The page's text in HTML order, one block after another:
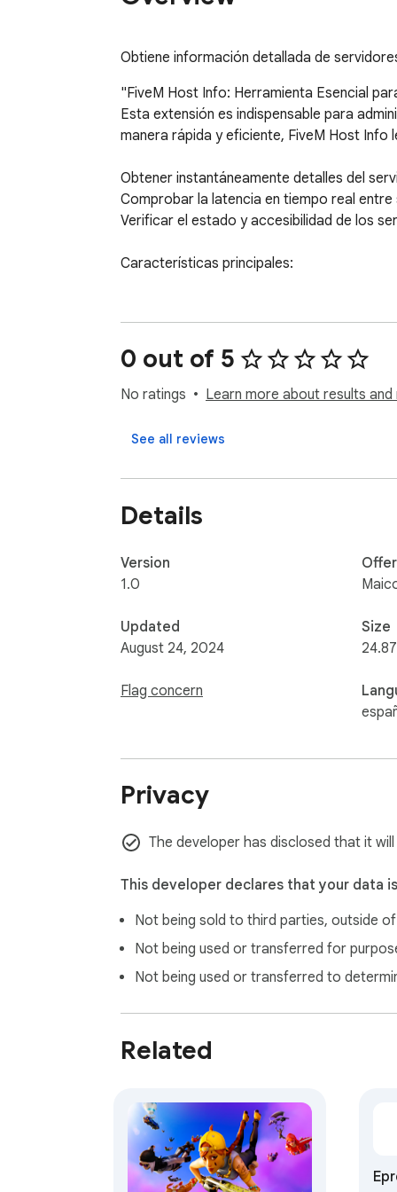
Obtiene información detallada de
"FiveM Host Info: Herramienta Esencial
Esta extensión es indispensable para
manera rápida y eficiente, FiveM Host Info
Obtener instantáneamente detalles del
Comprobar la latencia en tiempo real
Verificar el estado y accesibilidad de los
Características principales:
Recuperación rápida de información del
Medición precisa de latencia
Herramienta de verificación de estado del
Desarrolladores que requieren
0 out of 5
No ratings Learn more about results and
See all reviews
Details
Version
1.0
Updated
August 24, 2024
Flag concern
Size
Privacy
The developer has disclosed that it
This developer declares that your data is
Not being sold to third parties, outside
Not being used or transferred for
Not being used or transferred to
Related